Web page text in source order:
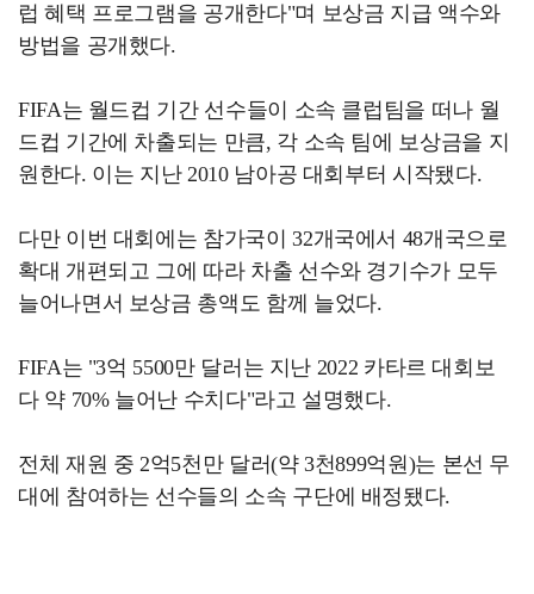
럽 혜택 프로그램을 공개한다"며 보상금 지급 액수와
방법을 공개했다.
FIFA는 월드컵 기간 선수들이 소속 클럽팀을 떠나 월
드컵 기간에 차출되는 만큼, 각 소속 팀에 보상금을 지
원한다. 이는 지난 2010 남아공 대회부터 시작됐다.
다만 이번 대회에는 참가국이 32개국에서 48개국으로
확대 개편되고 그에 따라 차출 선수와 경기수가 모두
늘어나면서 보상금 총액도 함께 늘었다.
FIFA는 "3억 5500만 달러는 지난 2022 카타르 대회보
다 약 70% 늘어난 수치다"라고 설명했다.
전체 재원 중 2억5천만 달러(약 3천899억원)는 본선 무
대에 참여하는 선수들의 소속 구단에 배정됐다.